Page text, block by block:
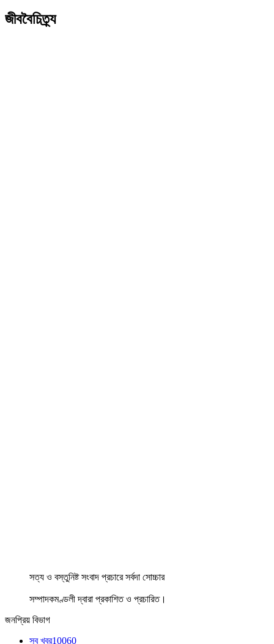
জীববৈচিত্র্য
সত্য ও বস্তুনিষ্ট সংবাদ প্রচারে সর্বদা সোচ্চার
সম্পাদকমণ্ডলী দ্বারা প্রকাশিত ও প্রচারিত।
জনপ্রিয় বিভাগ
সব খবর10060